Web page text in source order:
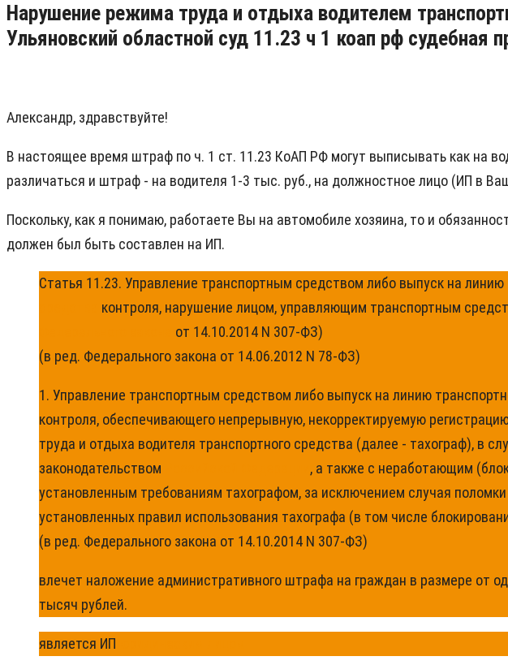
​Нарушение режима труда и отдыха водителем
Ульяновский областной суд 11.23 ч 1 коап рф судебная
Александр, здравствуйте!
В настоящее время штраф по ч. 1 ст. 11.23 КоАП РФ могут выписывать как на
различаться и штраф - на водителя 1-3 тыс. руб., на должностное лицо (ИП в
Поскольку, как я понимаю, работаете Вы на автомобиле хозяина, то и
должен был быть составлен на ИП.
Статья 11.23. Управление транспортным средством либо выпуск на линию
контроля, нарушение лицом, управляющим транспортным
от 14.10.2014 N 307-ФЗ)
(в ред. Федерального закона от 14.06.2012 N 78-ФЗ)
1. Управление транспортным средством либо выпуск на линию
контроля, обеспечивающего непрерывную, некорректируемую
труда и отдыха водителя транспортного средства (далее - тахограф), в
законодательством
, а также с неработающим
установленным требованиям тахографом, за исключением случая
установленных правил использования тахографа (в том числе
(в ред. Федерального закона от 14.10.2014 N 307-ФЗ)
влечет наложение административного штрафа на граждан в размере от
тысяч рублей.
является ИП